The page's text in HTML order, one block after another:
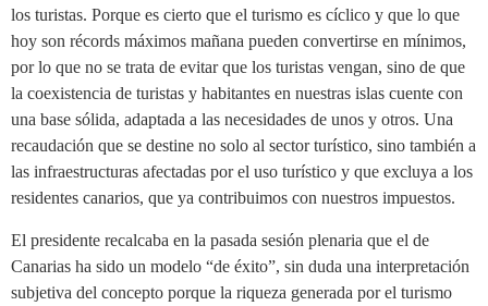
los turistas. Porque es cierto que el turismo es cíclico y que lo que
hoy son récords máximos mañana pueden convertirse en mínimos,
por lo que no se trata de evitar que los turistas vengan, sino de que
la coexistencia de turistas y habitantes en nuestras islas cuente con
una base sólida, adaptada a las necesidades de unos y otros. Una
recaudación que se destine no solo al sector turístico, sino también a
las infraestructuras afectadas por el uso turístico y que excluya a los
residentes canarios, que ya contribuimos con nuestros impuestos.
El presidente recalcaba en la pasada sesión plenaria que el de
Canarias ha sido un modelo “de éxito”, sin duda una interpretación
subjetiva del concepto porque la riqueza generada por el turismo